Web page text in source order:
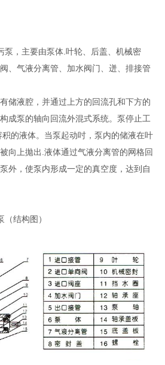
泵，主要由泵体.叶轮、后盖、机械密
、气液分离管、加水阀门、迸、排接管
储液腔，并通过上方的回流孔和下方的
成泵的轴向回流外混式系统。泵停止工
的液体。当泵起动吋，泵内的储液在叶
向上拋出.液体通过气液分离管的网格回
外，使泵内形成一定的真空度，达到自
结构图）